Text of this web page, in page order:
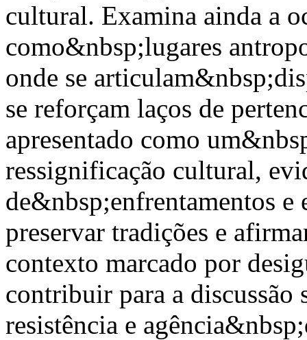
cultural. Examina ainda a
como&nbsp;lugares
onde se
se reforçam laços de
apresentado como
ressignificação cultural,
de&nbsp;enfrentamentos e
preservar tradições e
contexto marcado por
contribuir para a discussão
resistência e